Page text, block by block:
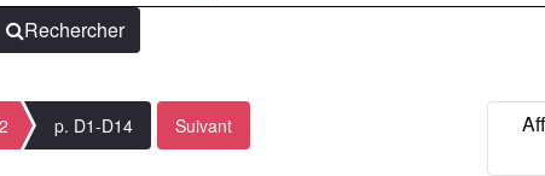
Rechercher
p. D1-D14 Suivant